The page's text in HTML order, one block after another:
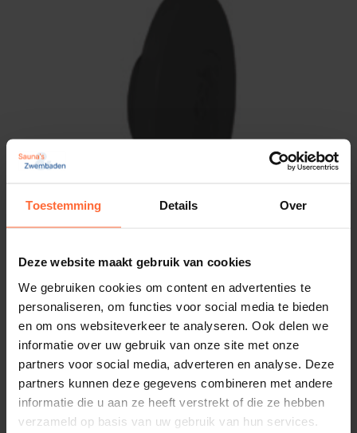
Toestemming Details Over
Deze website maakt gebruik van cookies
We gebruiken cookies om content en advertenties te
personaliseren, om functies voor social media te bieden
en om ons websiteverkeer te analyseren. Ook delen we
informatie over uw gebruik van onze site met onze
partners voor social media, adverteren en analyse. Deze
partners kunnen deze gegevens combineren met andere
informatie die u aan ze heeft verstrekt of die ze hebben
verzameld op basis van uw gebruik van hun services.
waterdichte aansluiting tussen inspuiter en
Deze Astral inspuiter wordt vaak gebruikt in
betonnen en of betegelde zwembaden.
betrouwbaar product voor elk type
Astral inspuiter, 1½” met rooster Antraciet
20,95 Op voorraad